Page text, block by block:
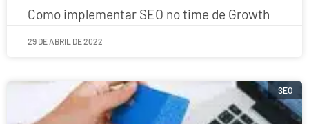
Como implementar SEO no time de Growth
29 DE ABRIL DE 2022
SEO